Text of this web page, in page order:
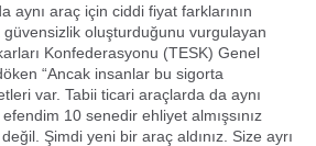
aynı araç için ciddi fiyat farklarının
güvensizlik oluşturduğunu vurgulayan
Konfederasyonu (TESK) Genel
“Ancak insanlar bu sigorta
var. Tabii ticari araçlarda da aynı
10 senedir ehliyet almışsınız
Şimdi yeni bir araç aldınız. Size ayrı